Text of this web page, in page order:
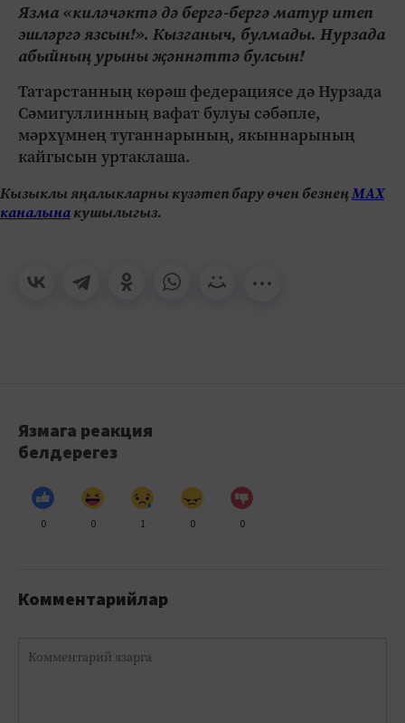
Язма «киләчәктә дә бергә-бергә матур итеп
эшләргә язсын!». Кызганыч, булмады. Нурзада
абыйның урыны җәннәттә булсын!
Татарстанның көрәш федерациясе дә Нурзада
Сәмигуллинның вафат булуы сәбәпле,
мәрхүмнең туганнарының, якыннарының
кайгысын уртаклаша.
Кызыклы яңалыкларны күзәтеп бару өчен безнеңМАХ
каналынакушылыгыз.
Язмага реакция
белдерегез
0 0 1 0 0
Комментарийлар